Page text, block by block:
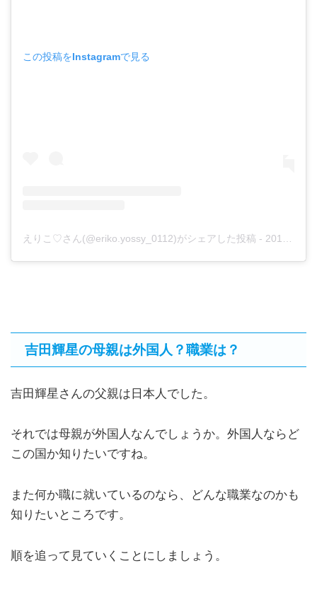
この投稿をInstagramで見る
えりこ♡さん(@eriko.yossy_0112)がシェアした投稿 - 2019年 8月月11日午前5時40分PDT
吉田輝星の母親は外国人？職業は？
吉田輝星さんの父親は日本人でした。
それでは母親が外国人なんでしょうか。外国人ならど
この国か知りたいですね。
また何か職に就いているのなら、どんな職業なのかも
知りたいところです。
順を追って見ていくことにしましょう。